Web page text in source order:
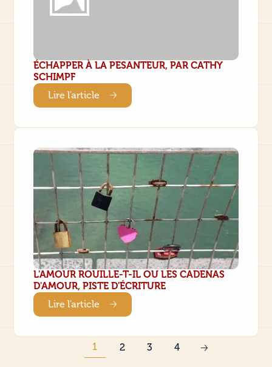
ÉCHAPPER À LA PESANTEUR, PAR CATHY
SCHIMPF
Lire l'article
L'AMOUR ROUILLE-T-IL OU LES CADENAS
D'AMOUR, PISTE D'ÉCRITURE
Lire l'article
1 2 3 4